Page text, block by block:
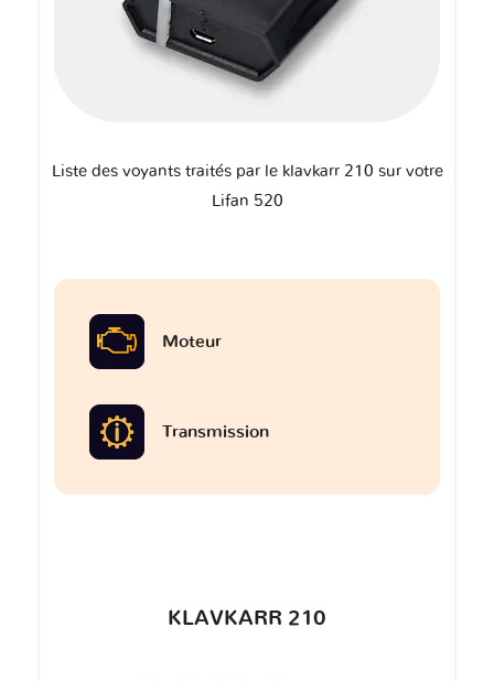
Liste des voyants traités par le klavkarr 210 sur votre
Lifan 520
Moteur
Transmission
KLAVKARR 210